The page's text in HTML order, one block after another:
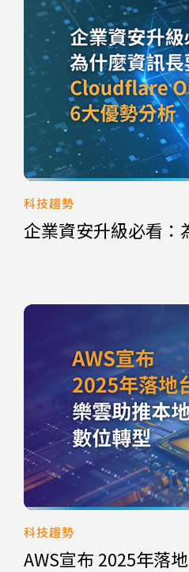
科技趨勢
企業資安升級必看：
科技趨勢
AWS宣布 2025年落